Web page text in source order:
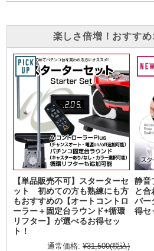
楽しさ倍増！おすすめ
【単品販売不可】スターターセ
ット 初めての方も熟練にも方
もおすすめの【オートコントロ
ーラー＋固定台ラウンド+循環
リフター】が選べるお得セッ
ト！
通常価格: ¥31,500(税込)
静音
と合
バー
得セ